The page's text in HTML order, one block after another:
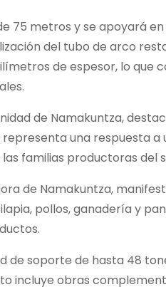
75 metros y se apoyará
del tubo de arco
de espesor, lo que
de Namakuntza,
una respuesta
familias productoras del
de Namakuntza,
pollos, ganadería y
soporte de hasta 48
incluye obras